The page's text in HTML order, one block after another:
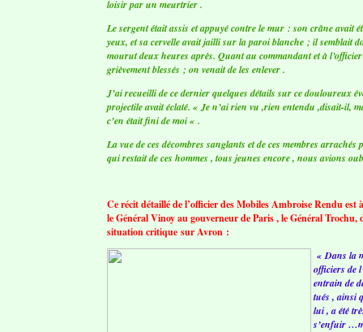
loisir par un meurtrier .
Le sergent était assis et appuyé contre le mur : son crâne avait
yeux, et sa cervelle avait jailli sur la paroi blanche ; il semblait
mourut deux heures après. Quant au commandant et à
grièvement blessés ; on venait de les enlever .
J’ai recueilli de ce dernier quelques détails sur ce douloureux
projectile avait éclaté. « Je n’ai rien vu ,rien entendu ,disait-il,
c’en était fini de moi « .
La vue de ces décombres sanglants et de ces membres
qui restait de ces hommes , tous jeunes encore , nous avions
Ce récit détaillé de l’officier des Mobiles Ambroise Rendu
le Général Vinoy au gouverneur de Paris , le Général
situation critique sur Avron :
« Dans la
officiers de
entrain de
tués , ainsi
lui , a été
s’enfuir